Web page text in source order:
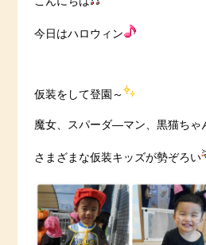
今日はハロウィン
仮装をして登園～
魔女、スパーダ―マン、黒猫ちゃ
さまざまな仮装キッズが勢ぞろい